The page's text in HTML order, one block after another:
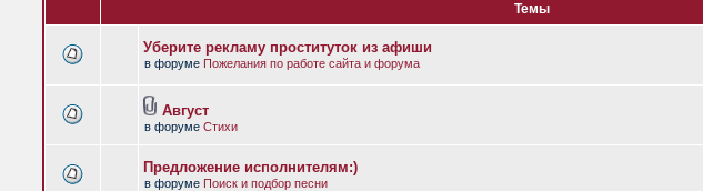
Темы
Уберите рекламу проституток из афиши
в форуме Пожелания по работе сайта и форума
Август
в форуме Стихи
Предложение исполнителям:)
в форуме Поиск и подбор песни